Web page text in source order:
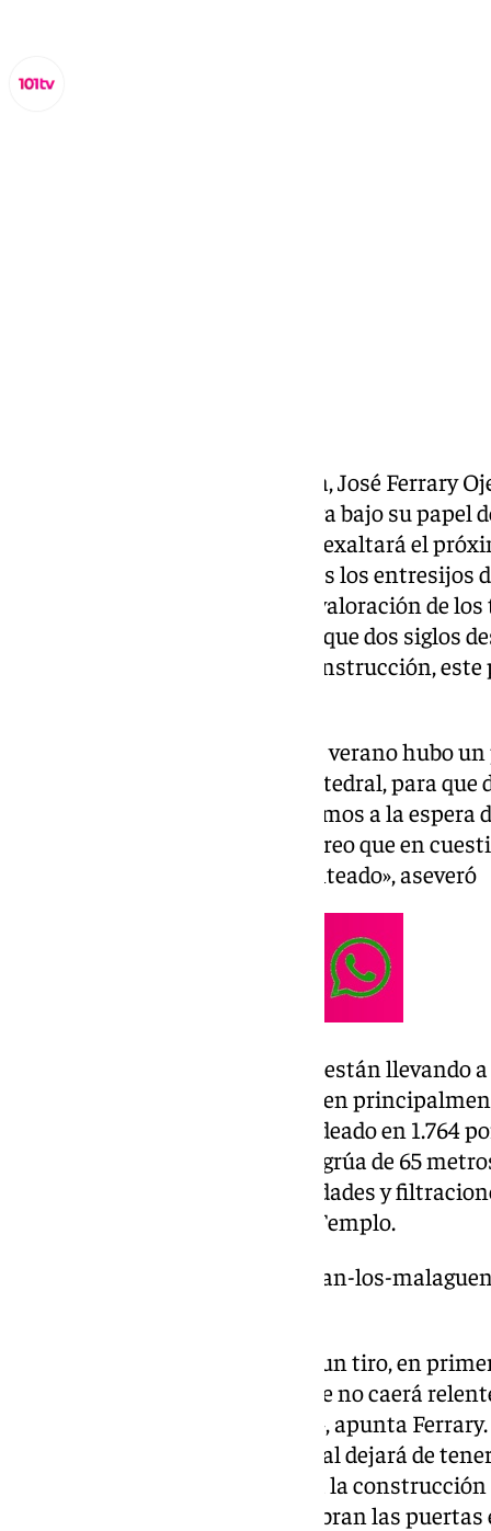
El deán de la Catedral de Málaga, José Ferrary
de 101tv Málaga bajo su papel
de Málaga 2025. Un pregón que exaltará el
Cervantes. Pero además de todos los entresijos
intervención, Ferrary hizo una valoración de
y que dos siglos
interrumpieran sus obras de construcción,
«Las obras van bien, a finales de verano hubo
el poder hacer el frontal de la catedral, para
que está construyendo, y estuvimos a la
apuntó Ferrary quién añadió: «creo que en
tejado de la catedral estará planteado», aseveró
Los trabajos de esta fase que se están llevando
Encarnación de Málaga consisten
dos aguas, siguiendo el diseño ideado en 1.764
Rodríguez, a través de una gran grúa de 65
con el grave problema de humedades y
amenazado la continuidad del Templo.
https://www.101tv.es/que-opinan-los-
«Vamos a matar dos pájaros de un tiro, en
problemas de humedades ya que no caerá
quedar la cubierta humedecida», apunta
con esta intervención la catedral dejará de
dentro, ya que el tejado aislará a la
todo en verano que aunque se abran las